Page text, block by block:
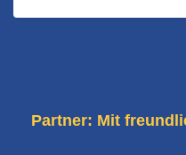
Partner: Mit